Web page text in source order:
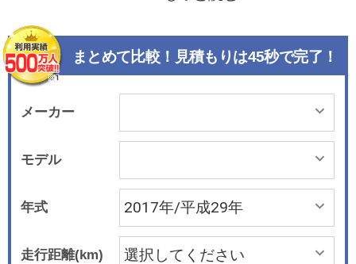
た。 装備面では18インチ Helix 10スポーク・グロ
スブラック・フィニッシュ・アロイホイールやフ
ロントシート・ヒーター&amp;クーラーおよびリ
アシートヒーター、アドバンスド・パーキングア
シストパックなどを特別装備した。
まとめて比較！見積もりは45秒で完了！
メーカー
モデル
年式
走行距離(km)